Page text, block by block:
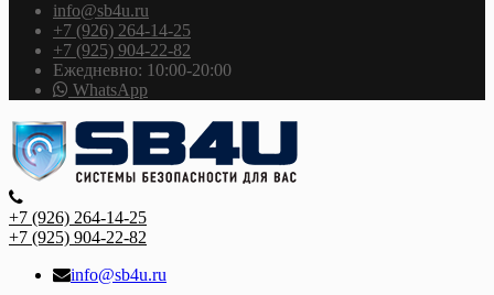
info@sb4u.ru
+7 (926) 264-14-25
+7 (925) 904-22-82
Ежедневно: 10:00-20:00
WhatsApp
+7 (926) 264-14-25
+7 (925) 904-22-82
info@sb4u.ru